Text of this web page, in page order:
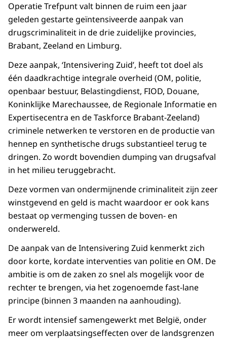
Operatie Trefpunt valt binnen de ruim een jaar
geleden gestarte geïntensiveerde aanpak van
drugscriminaliteit in de drie zuidelijke provincies,
Brabant, Zeeland en Limburg.
Deze aanpak, ‘Intensivering Zuid’, heeft tot doel als
één daadkrachtige integrale overheid (OM, politie,
openbaar bestuur, Belastingdienst, FIOD, Douane,
Koninklijke Marechaussee, de Regionale Informatie en
Expertisecentra en de Taskforce Brabant-Zeeland)
criminele netwerken te verstoren en de productie van
hennep en synthetische drugs substantieel terug te
dringen. Zo wordt bovendien dumping van drugsafval
in het milieu teruggebracht.
Deze vormen van ondermijnende criminaliteit zijn zeer
winstgevend en geld is macht waardoor er ook kans
bestaat op vermenging tussen de boven- en
onderwereld.
De aanpak van de Intensivering Zuid kenmerkt zich
door korte, kordate interventies van politie en OM. De
ambitie is om de zaken zo snel als mogelijk voor de
rechter te brengen, via het zogenoemde fast-lane
principe (binnen 3 maanden na aanhouding).
Er wordt intensief samengewerkt met België, onder
meer om verplaatsingseffecten over de landsgrenzen